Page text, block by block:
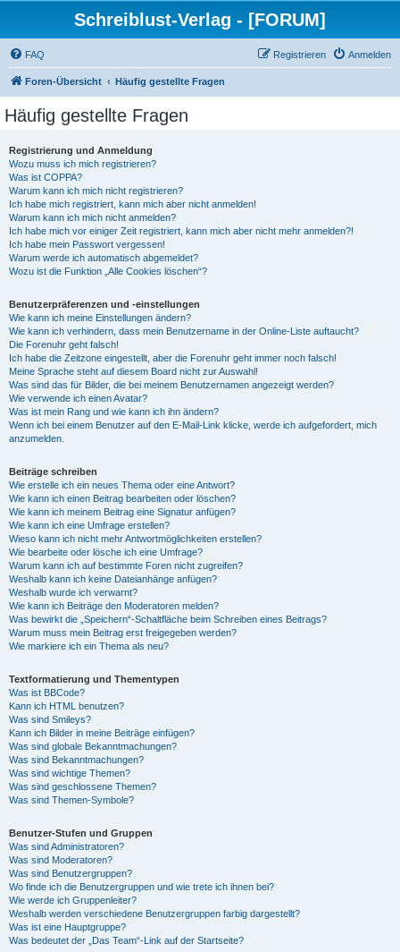
Schreiblust-Verlag - [FORUM]
FAQ Anmelden
Registrieren
Foren-Übersicht Häufig gestellte Fragen
Häufig gestellte Fragen
Registrierung und Anmeldung
Wozu muss ich mich registrieren?
Was ist COPPA?
Warum kann ich mich nicht registrieren?
Ich habe mich registriert, kann mich aber nicht anmelden!
Warum kann ich mich nicht anmelden?
Ich habe mich vor einiger Zeit registriert, kann mich aber nicht mehr anmelden?!
Ich habe mein Passwort vergessen!
Warum werde ich automatisch abgemeldet?
Wozu ist die Funktion „Alle Cookies löschen“?
Benutzerpräferenzen und -einstellungen
Wie kann ich meine Einstellungen ändern?
Wie kann ich verhindern, dass mein Benutzername in der Online-Liste auftaucht?
Die Forenuhr geht falsch!
Ich habe die Zeitzone eingestellt, aber die Forenuhr geht immer noch falsch!
Meine Sprache steht auf diesem Board nicht zur Auswahl!
Was sind das für Bilder, die bei meinem Benutzernamen angezeigt werden?
Wie verwende ich einen Avatar?
Was ist mein Rang und wie kann ich ihn ändern?
Wenn ich bei einem Benutzer auf den E-Mail-Link klicke, werde ich aufgefordert, mich
anzumelden.
Beiträge schreiben
Wie erstelle ich ein neues Thema oder eine Antwort?
Wie kann ich einen Beitrag bearbeiten oder löschen?
Wie kann ich meinem Beitrag eine Signatur anfügen?
Wie kann ich eine Umfrage erstellen?
Wieso kann ich nicht mehr Antwortmöglichkeiten erstellen?
Wie bearbeite oder lösche ich eine Umfrage?
Warum kann ich auf bestimmte Foren nicht zugreifen?
Weshalb kann ich keine Dateianhänge anfügen?
Weshalb wurde ich verwarnt?
Wie kann ich Beiträge den Moderatoren melden?
Was bewirkt die „Speichern“-Schaltfläche beim Schreiben eines Beitrags?
Warum muss mein Beitrag erst freigegeben werden?
Wie markiere ich ein Thema als neu?
Textformatierung und Thementypen
Was ist BBCode?
Kann ich HTML benutzen?
Was sind Smileys?
Kann ich Bilder in meine Beiträge einfügen?
Was sind globale Bekanntmachungen?
Was sind Bekanntmachungen?
Was sind wichtige Themen?
Was sind geschlossene Themen?
Was sind Themen-Symbole?
Benutzer-Stufen und Gruppen
Was sind Administratoren?
Was sind Moderatoren?
Was sind Benutzergruppen?
Wo finde ich die Benutzergruppen und wie trete ich ihnen bei?
Wie werde ich Gruppenleiter?
Weshalb werden verschiedene Benutzergruppen farbig dargestellt?
Was ist eine Hauptgruppe?
Was bedeutet der „Das Team“-Link auf der Startseite?